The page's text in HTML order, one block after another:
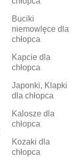
Buciki
niemowlęce dla
chłopca
Kapcie dla
chłopca
Japonki, Klapki
dla chłopca
Kalosze dla
chłopca
Kozaki dla
chłopca